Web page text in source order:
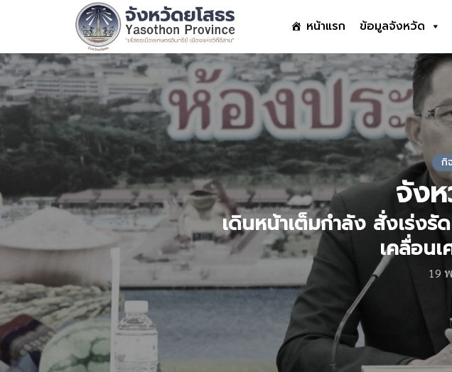
หน้าแรก ข้อมูลจังหวัด
Search
for:
กิ
จัง
เดินหน้าเต็มกำลัง สั่งเร่ง
เคลื่อน
19